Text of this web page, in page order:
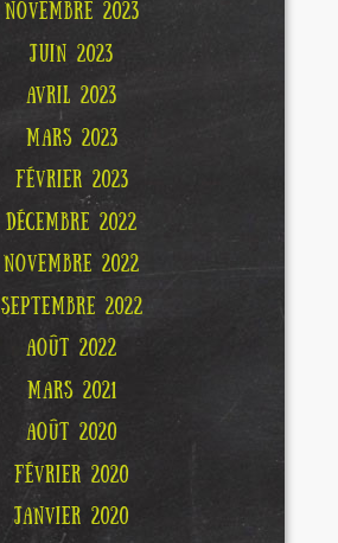
NOVEMBRE 2023
JUIN 2023
AVRIL 2023
MARS 2023
FÉVRIER 2023
DÉCEMBRE 2022
NOVEMBRE 2022
SEPTEMBRE 2022
AOÛT 2022
MARS 2021
AOÛT 2020
FÉVRIER 2020
JANVIER 2020